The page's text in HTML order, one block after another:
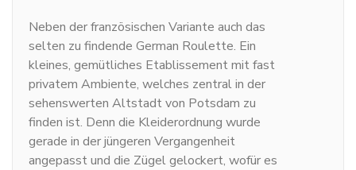
Neben der französischen Variante auch das
selten zu findende German Roulette. Ein
kleines, gemütliches Etablissement mit fast
privatem Ambiente, welches zentral in der
sehenswerten Altstadt von Potsdam zu
finden ist. Denn die Kleiderordnung wurde
gerade in der jüngeren Vergangenheit
angepasst und die Zügel gelockert, wofür es